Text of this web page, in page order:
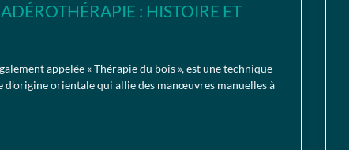
: HISTOIRE ET
appelée « Thérapie du bois », est une technique
d’origine orientale qui allie des manœuvres manuelles à